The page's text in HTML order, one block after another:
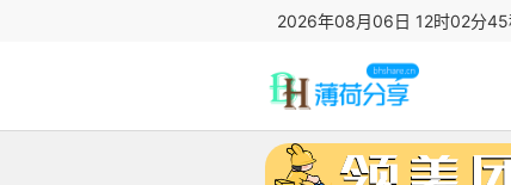
2026年08月06日 12时02分46